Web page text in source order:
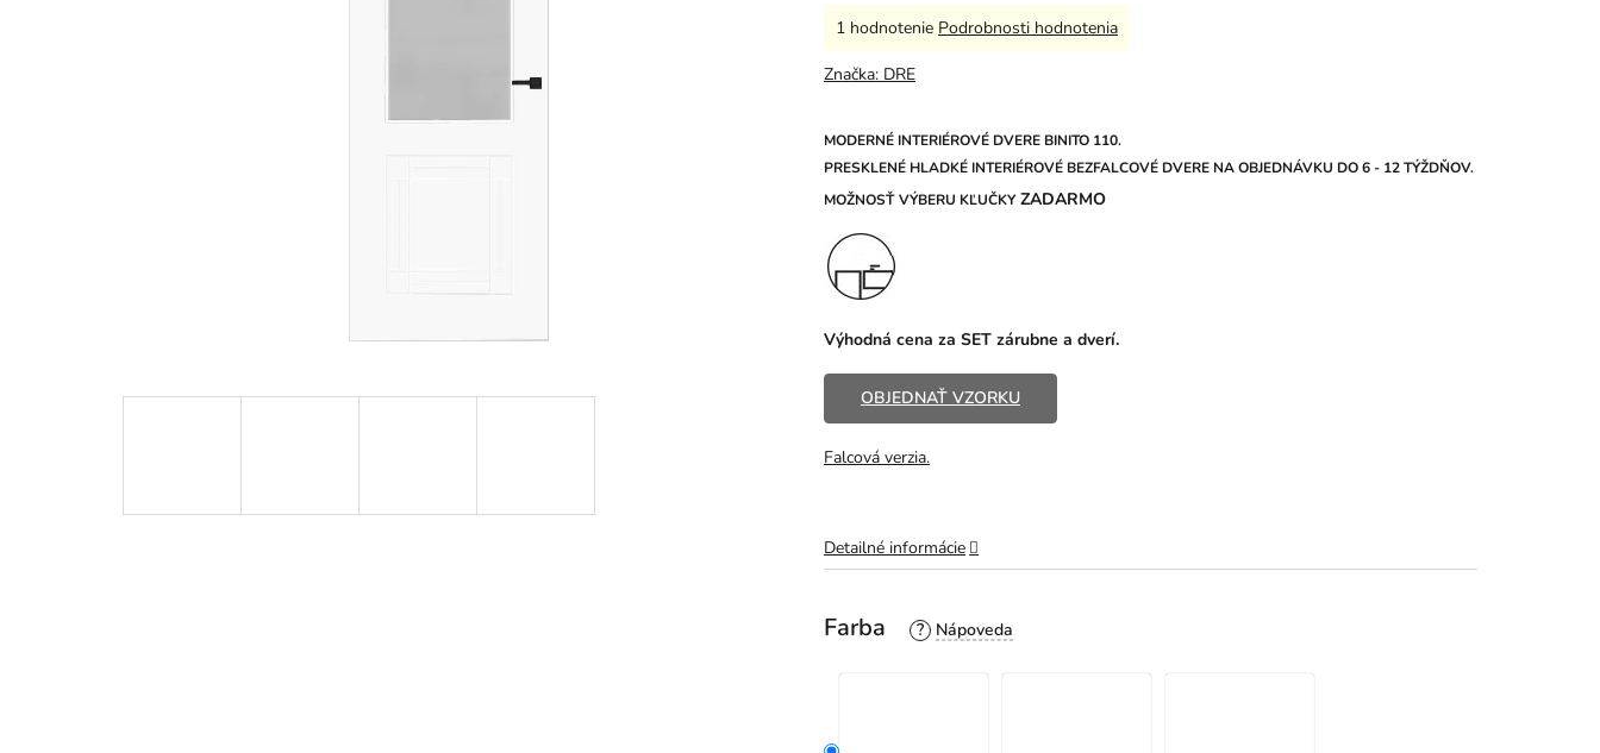
Farba ?
MODERNÉ INTERIÉROVÉ DVERE BINITO 110.
PRESKLENÉ HLADKÉ INTERIÉROVÉ BEZFALCOVÉ DVERE NA OBJEDNÁVKU DO 6 - 12 TÝŽDŇOV.
MOŽNOSŤ VÝBERU KĽUČKY ZADARMO
Výhodná cena za SET zárubne a dverí.
OBJEDNAŤ VZORKU
Falcová verzia.
Detailné informácie
Priemerné
produktu
z
5
hviezdičiek.
1 hodnotenie Podrobnosti hodnotenia
Značka: DRE